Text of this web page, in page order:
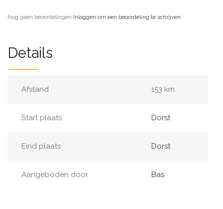
Nog geen beoordelingen·Inloggen om een beoordeling te schrijven
Details
Afstand 153 km
Start plaats Dorst
Eind plaats Dorst
Aangeboden door Bas